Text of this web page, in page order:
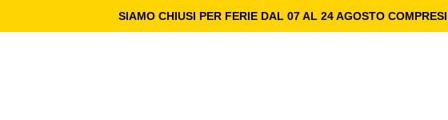
SIAMO CHIUSI PER FERIE DAL 07 AL 24 AGOSTO COMPRESI